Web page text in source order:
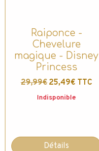
Raiponce -
Chevelure
magique - Disney
Princess
29,99€ 25,49€ TTC
Indisponible
Détails